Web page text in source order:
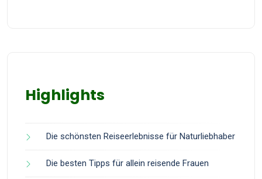
Highlights
Die schönsten Reiseerlebnisse für Naturliebhaber
Die besten Tipps für allein reisende Frauen